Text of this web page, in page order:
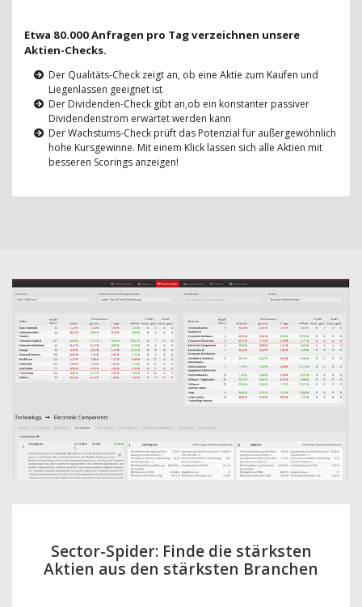
Etwa 80.000 Anfragen pro Tag verzeichnen unsere
Aktien-Checks.
Der Qualitäts-Check zeigt an, ob eine Aktie zum Kaufen und
Liegenlassen geeignet ist
Der Dividenden-Check gibt an,ob ein konstanter passiver
Dividendenstrom erwartet werden kann
Der Wachstums-Check prüft das Potenzial für außergewöhnlich
hohe Kursgewinne. Mit einem Klick lassen sich alle Aktien mit
besseren Scorings anzeigen!
Sector-Spider: Finde die stärksten
Aktien aus den stärksten Branchen